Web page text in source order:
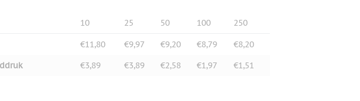
10 25 50 100 250
€11,80 €9,97 €9,20 €8,79
€8,20
€3,89 €3,89 €2,58 €1,97 €1,51